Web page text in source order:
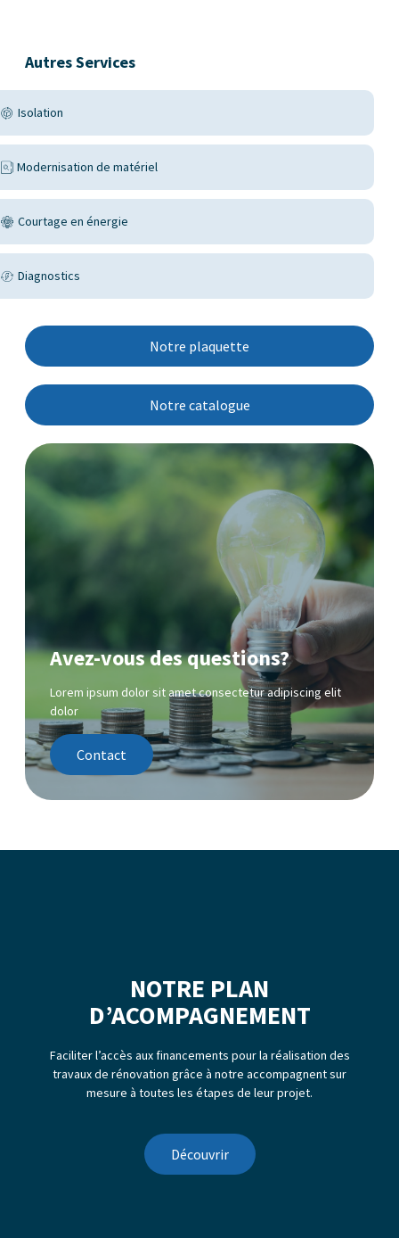
Autres Services
Isolation
Modernisation de matériel
Courtage en énergie
Diagnostics
Notre plaquette
Notre catalogue
Avez-vous des questions?
Lorem ipsum dolor sit amet consectetur adipiscing elit
dolor
Contact
NOTRE PLAN
D’ACOMPAGNEMENT
Faciliter l’accès aux financements pour la réalisation des
travaux de rénovation grâce à notre accompagnent sur
mesure à toutes les étapes de leur projet.
Découvrir